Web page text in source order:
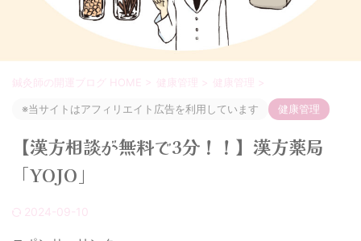
鍼灸師の開運ブログ HOME > 健康管理 > 健康管理 >
※当サイトはアフィリエイト広告を利用しています 健康管理
【漢方相談が無料で3分！！】漢方薬局
「YOJO」
2024-09-10